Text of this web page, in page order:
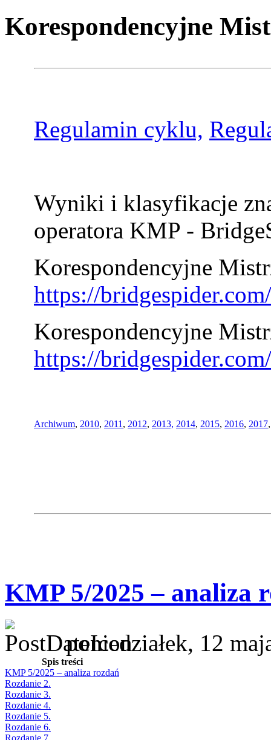
Korespondencyjne
Regulamin cyklu,
Wyniki i klasyfikacje
operatora KMP -
Korespondencyjne
https://
Korespondencyjne
https://
Archiwum, 2010, 2011 , 2012, 2013, 2014, 2015, 2016, 2017
KMP 5/2025 – analiza
poniedziałek, 12
Spis treści
KMP 5/2025 – analiza rozdań
Rozdanie 2.
Rozdanie 3.
Rozdanie 4.
Rozdanie 5.
Rozdanie 6.
Rozdanie 7.